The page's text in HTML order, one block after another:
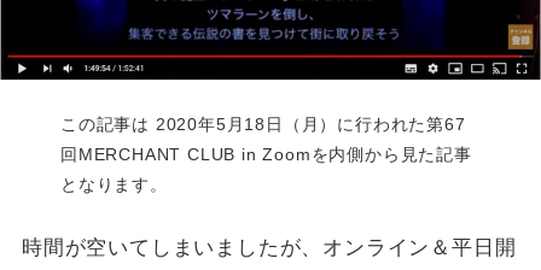
この記事は 2020年5月18日（月）に行われた第67
回MERCHANT CLUB in Zoomを内側から見た記事
となります。
時間が空いてしまいましたが、オンライン＆平日開